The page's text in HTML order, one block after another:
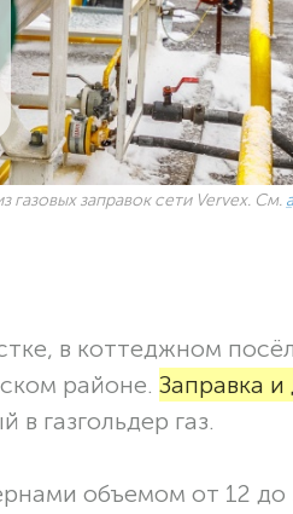
газовых заправок сети Vervex. См.
в коттеджном
районе. Заправка
в газгольдер газ.
объемом от 12 до